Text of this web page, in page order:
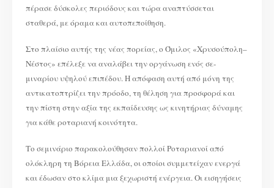
πέρασε δύσκολες περιόδους και τώρα αναπτύσσεται
σταθερά, με όραμα και αυτοπεποίθηση.
Στο πλαίσιο αυτής της νέας πορείας, ο Όμιλος «Χρυσούπολη–
Νέστος» επέλεξε να αναλάβει την οργάνωση ενός σε-
μιναρίου υψηλού επιπέδου. Η απόφαση αυτή από μόνη της
αντικατοπτρίζει την πρόοδο, τη θέληση για προσφορά και
την πίστη στην αξία της εκπαίδευσης ως κινητήριας δύναμης
για κάθε ροταριανή κοινότητα.
Το σεμινάριο παρακολούθησαν πολλοί Ροταριανοί από
ολόκληρη τη Βόρεια Ελλάδα, οι οποίοι συμμετείχαν ενεργά
και έδωσαν στο κλίμα μια ξεχωριστή ενέργεια. Οι εισηγήσεις